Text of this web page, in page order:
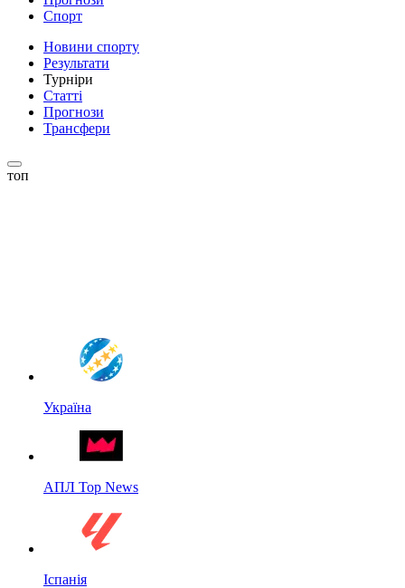
Спорт
Новини спорту
Результати
Турніри
Статті
Прогнози
Трансфери
топ
Україна
АПЛ Top News
Іспанія